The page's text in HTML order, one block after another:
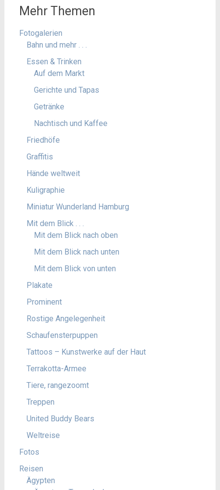
Mehr Themen
Fotogalerien
Bahn und mehr . . .
Essen & Trinken
Auf dem Markt
Gerichte und Tapas
Getränke
Nachtisch und Kaffee
Friedhöfe
Graffitis
Hände weltweit
Kuligraphie
Miniatur Wunderland Hamburg
Mit dem Blick . . .
Mit dem Blick nach oben
Mit dem Blick nach unten
Mit dem Blick von unten
Plakate
Prominent
Rostige Angelegenheit
Schaufensterpuppen
Tattoos – Kunstwerke auf der Haut
Terrakotta-Armee
Tiere, rangezoomt
Treppen
United Buddy Bears
Weltreise
Fotos
Reisen
Ägypten